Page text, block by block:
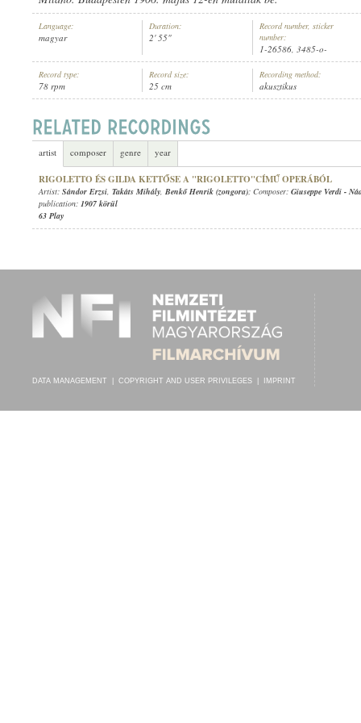
ARTIST: BENKŐ HENRIK (ZONGORA)
Language:
magyar
Duration:
2' 55"
Record number, sticker
number:
1-26586, 3485-o-
Record type:
78 rpm
Record size:
25 cm
Recording method:
akusztikus
artist composer genre year
RIGOLETTO ÉS GILDA KETTŐSE A "RIGOLETTO"CÍMŰ OPERÁBÓL
Artist: Sándor Erzsi, Takáts Mihály, Benkő Henrik (zongora); Composer: Giuseppe Verdi -
publication: 1907 körül
63 Play
DATA MANAGEMENT COPYRIGHT AND USER PRIVILEGES IMPRINT